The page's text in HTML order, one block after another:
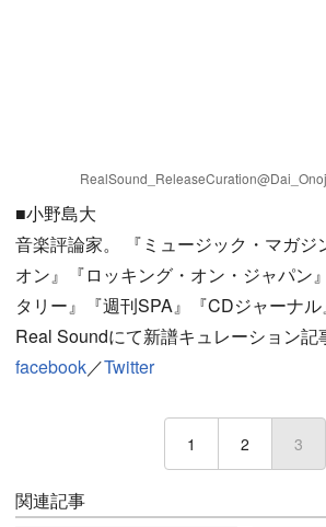
■小野島大
音楽評論家。 『ミュージック・マガジ
オン』『ロッキング・オン・ジャパン
タリー』『週刊SPA』『CDジャーナル
Real Soundにて新譜キュレーション記
facebook／Twitter
1 2 3
関連記事